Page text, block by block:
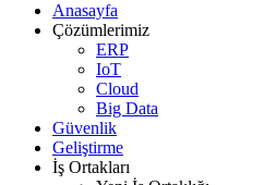
Anasayfa
Çözümlerimiz
ERP
IoT
Cloud
Big Data
Güvenlik
Geliştirme
İş Ortakları